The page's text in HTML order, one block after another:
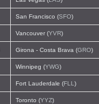
San Francisco (SFO)
Vancouver (YVR)
Girona - Costa Brava (GRO)
Winnipeg (YWG)
Fort Lauderdale (FLL )
Toronto (YYZ)